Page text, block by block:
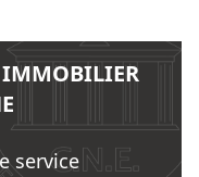
IMMOBILIER
service